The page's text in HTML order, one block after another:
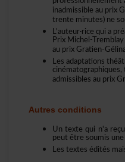
PrixMichel-
auprixGratien-
Autresconditions